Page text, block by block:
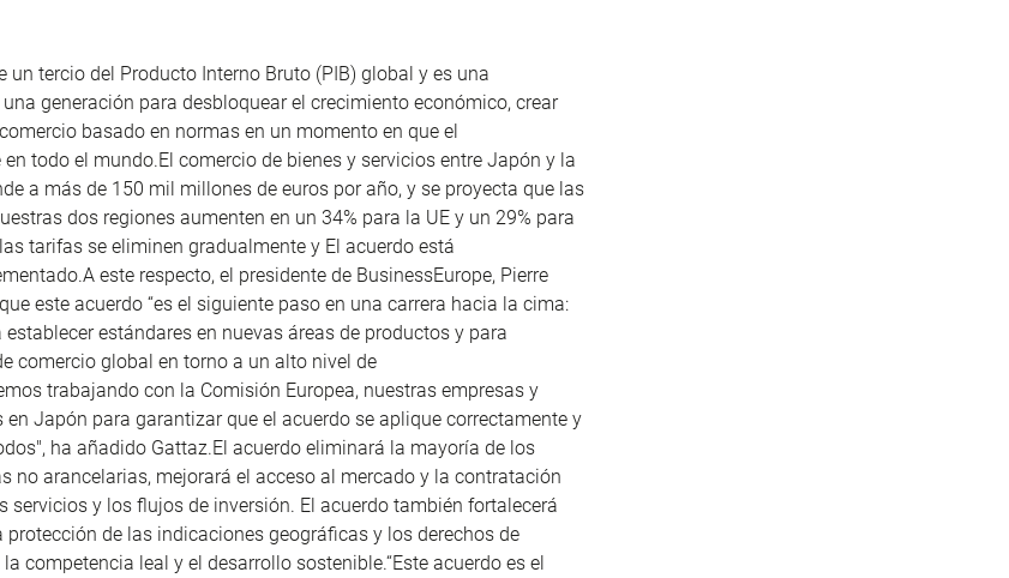
un tercio del Producto Interno Bruto (PIB) global y es una
generación para desbloquear el crecimiento económico, crear
basado en normas en un momento en que el
todo el mundo.El comercio de bienes y servicios entre Japón y la
a más de 150 mil millones de euros por año, y se proyecta que las
dos regiones aumenten en un 34% para la UE y un 29% para
tarifas se eliminen gradualmente y El acuerdo está
este respecto, el presidente de BusinessEurope, Pierre
este acuerdo “es el siguiente paso en una carrera hacia la cima:
estándares en nuevas áreas de productos y para
comercio global en torno a un alto nivel de
trabajando con la Comisión Europea, nuestras empresas y
en Japón para garantizar que el acuerdo se aplique correctamente y
ha añadido Gattaz.El acuerdo eliminará la mayoría de los
no arancelarias, mejorará el acceso al mercado y la contratación
servicios y los flujos de inversión. El acuerdo también fortalecerá
protección de las indicaciones geográficas y los derechos de
competencia leal y el desarrollo sostenible.“Este acuerdo es el